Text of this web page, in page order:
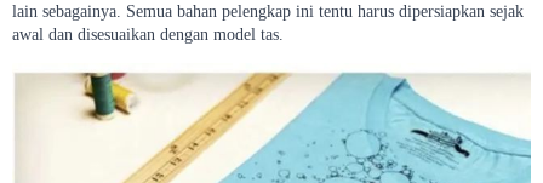
lain sebagainya. Semua bahan pelengkap ini tentu harus dipersiapkan sejak
awal dan disesuaikan dengan model tas.